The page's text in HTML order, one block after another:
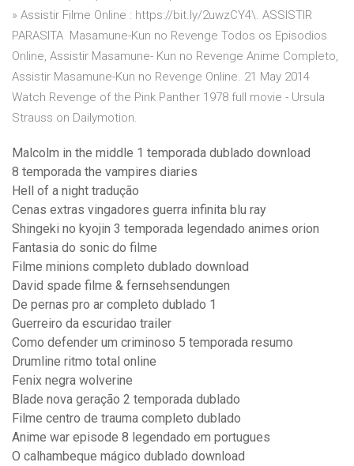
» Assistir Filme Online : https://bit.ly/2uwzCY4\. ASSISTIR
PARASITA Masamune-Kun no Revenge Todos os Episodios
Online, Assistir Masamune- Kun no Revenge Anime Completo,
Assistir Masamune-Kun no Revenge Online. 21 May 2014
Watch Revenge of the Pink Panther 1978 full movie - Ursula
Strauss on Dailymotion.
Malcolm in the middle 1 temporada dublado download
8 temporada the vampires diaries
Hell of a night tradução
Cenas extras vingadores guerra infinita blu ray
Shingeki no kyojin 3 temporada legendado animes orion
Fantasia do sonic do filme
Filme minions completo dublado download
David spade filme & fernsehsendungen
De pernas pro ar completo dublado 1
Guerreiro da escuridao trailer
Como defender um criminoso 5 temporada resumo
Drumline ritmo total online
Fenix negra wolverine
Blade nova geração 2 temporada dublado
Filme centro de trauma completo dublado
Anime war episode 8 legendado em portugues
O calhambeque mágico dublado download